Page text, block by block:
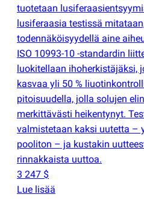
tuotetaan
lusiferaasia testissä
todennäköisyydellä aine
ISO 10993-10 -standardin
luokitellaan ihoherkistäjäksi,
kasvaa yli 50 %
pitoisuudella, jolla solujen
merkittävästi heikentynyt.
valmistetaan kaksi uutetta –
pooliton – ja kustakin
rinnakkaista uuttoa.
3 247 $
Lue lisää